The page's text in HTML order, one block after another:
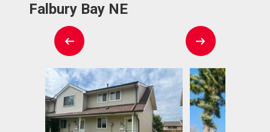
Falbury Bay NE